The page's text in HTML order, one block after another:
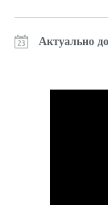
Актуально